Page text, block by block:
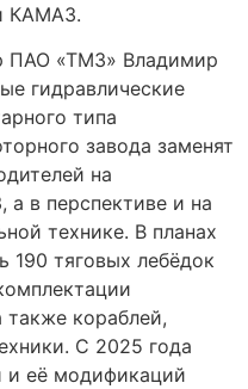
КАМАЗ.
ПАО «ТМЗ» Владимир
гидравлические
типа
завода заменят
на
в перспективе и на
технике. В планах
190 тяговых лебёдок
кораблей,
С 2025 года
и её модификаций